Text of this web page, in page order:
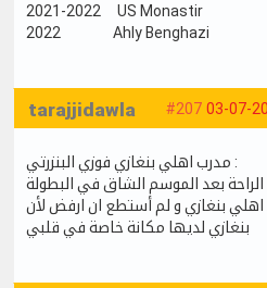
2021-2022 US Monastir
2022 Ahly Benghazi
#207 03-07-
tarajjidawla
مدرب اهلي بنغازي فوزي البنزرتي :
بعد الموسم الشاق في البطولة
اهلي بنغازي و لم أستطع ان ارفض لأن
بنغازي لديها مكانة خاصة في قلبي